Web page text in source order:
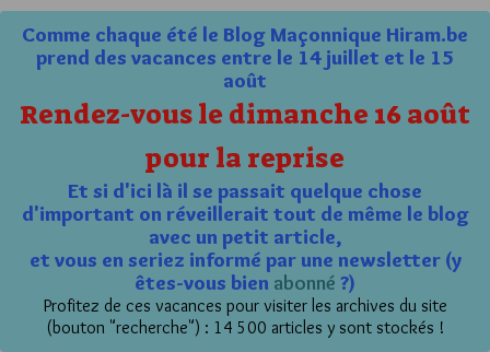
Comme chaque été le Blog Maçonnique Hiram.be
prend des vacances entre le 14 juillet et le 15
août
Rendez-vous le dimanche 16 août
pour la reprise
Et si d'ici là il se passait quelque chose
d'important on réveillerait tout de même le blog
avec un petit article,
et vous en seriez informé par une newsletter (y
êtes-vous bien abonné ?)
Profitez de ces vacances pour visiter les archives du site
(bouton "recherche") : 14 500 articles y sont stockés !